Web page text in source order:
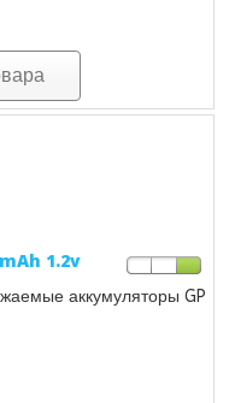
1.2v
аккумуляторы GP